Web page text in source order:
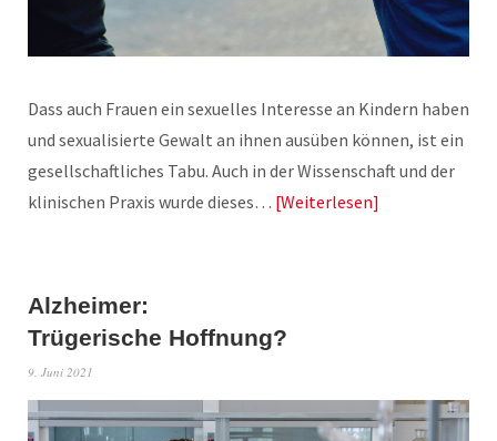
Dass auch Frauen ein sexuelles Interesse an Kindern haben
und sexualisierte Gewalt an ihnen ausüben können, ist ein
gesellschaftliches Tabu. Auch in der Wissenschaft und der
klinischen Praxis wurde dieses… Weiterlesen
Alzheimer:
Trügerische Hoffnung?
9. Juni 2021